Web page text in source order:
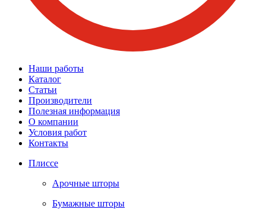
Наши работы
Каталог
Статьи
Производители
Полезная информация
О компании
Условия работ
Контакты
Плиссе
Арочные шторы
Бумажные шторы